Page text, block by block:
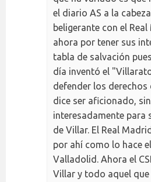
el diario AS a la
beligerante con el
ahora por tener sus
tabla de salvación
día inventó el
defender los derechos
dice ser aficionado,
interesadamente para
de Villar. El Real
por ahí como lo hace
Valladolid. Ahora el
Villar y todo aquel que